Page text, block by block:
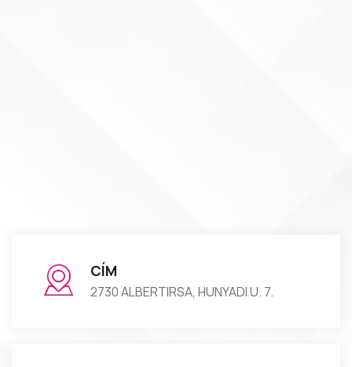
CÍM
2730 ALBERTIRSA, HUNYADI U. 7.